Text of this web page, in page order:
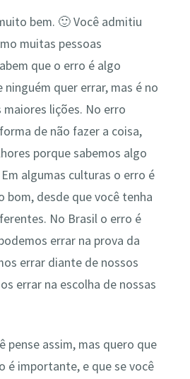
bem. 🙂 Você admitiu
muitas pessoas
que o erro é algo
ninguém quer errar, mas é no
lições. No erro
de não fazer a coisa,
porque sabemos algo
algumas culturas o erro é
desde que você tenha
No Brasil o erro é
errar na prova da
errar diante de nossos
errar na escolha de nossas
pense assim, mas quero que
é importante, e que se você